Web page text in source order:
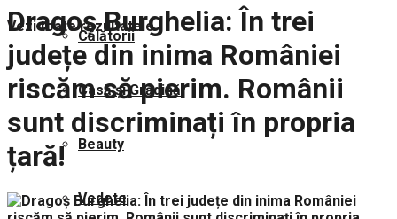
Călătorii
Casă și Grădină
Beauty
Vedete
Vezi toate rezultatele
Dragoș Burghelia: În trei
județe din inima României
riscăm să pierim. Românii
sunt discriminați în propria
țară!